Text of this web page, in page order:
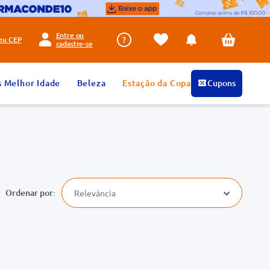
CEP
Entre ou
cadastre-se
Melhor Idade Beleza Estação da Copa Cupons
Relevância